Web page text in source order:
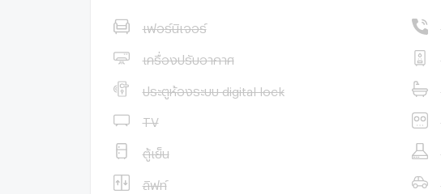
#ที่ดินขอนแก่น1ไร่
#บ้านจัดสรรขอนแก่น
#ที่ดินใกล้สนามบินขอนแก่น
#ที่ดินใกล้มหาวิทยาลัยขอนแก่น
#ที่ดินใกล้มข
เฟอร์นิเจอร์
เครื่องปรับอากาศ
ประตูห้องระบบ digital lock
TV
ตู้เย็น
ลิฟท์